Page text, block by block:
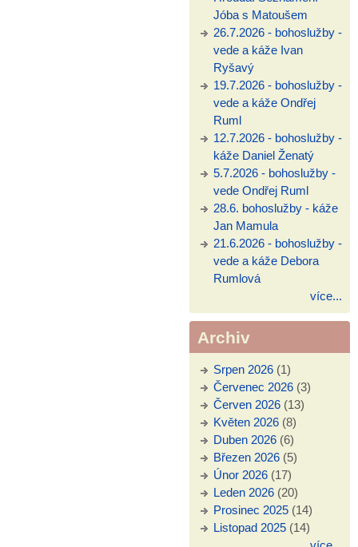
Jóba s Matoušem
26.7.2026 - bohoslužby -
vede a káže Ivan
Ryšavý
19.7.2026 - bohoslužby -
vede a káže Ondřej
Ruml
12.7.2026 - bohoslužby -
káže Daniel Ženatý
5.7.2026 - bohoslužby -
vede Ondřej Ruml
28.6. bohoslužby - káže
Jan Mamula
21.6.2026 - bohoslužby -
vede a káže Debora
Rumlová
více...
Archiv
Srpen 2026(1)
Červenec 2026(3)
Červen 2026(13)
Květen 2026(8)
Duben 2026(6)
Březen 2026(5)
Únor 2026(17)
Leden 2026(20)
Prosinec 2025(14)
Listopad 2025(14)